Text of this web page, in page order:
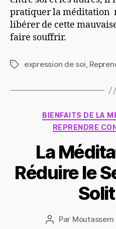
pratiquer la méditation
libérer de cette
faire souffrir.
Étiquettes
expression de soi,
BIENFAITS DE LA
REPRENDRE
La
Réduire le
Auteur
Par Moutassem